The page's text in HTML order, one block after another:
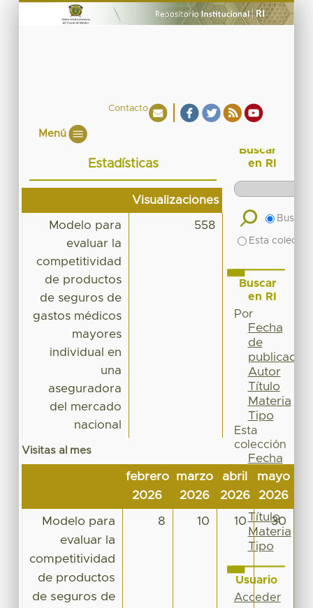
Contacto
Menú
Estadísticas
Visualizaciones
Modelo para
evaluar la
competitividad
de productos
de seguros de
gastos médicos
mayores
individual en
una
aseguradora
del mercado
nacional
558
Visitas al mes
febrero
2026
marzo
2026
abril
2026
mayo
2026
Modelo para
evaluar la
competitividad
de productos
de seguros de
8 10 10 30
Buscar
en RI
Buscar
Esta
Buscar
en RI
Por
Fecha
de
publicación
Autor
Título
Materia
Tipo
Esta
colección
Fecha
de
publicación
Autor
Título
Materia
Tipo
Usuario
Acceder